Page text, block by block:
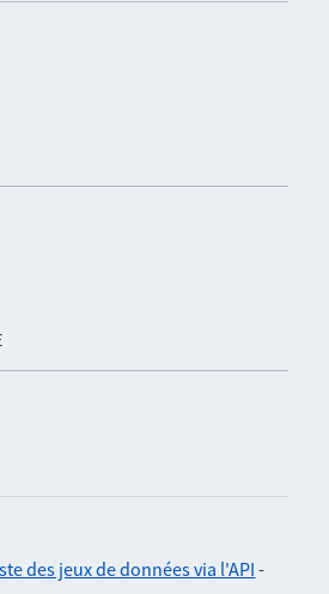
des jeux de données via l'API -